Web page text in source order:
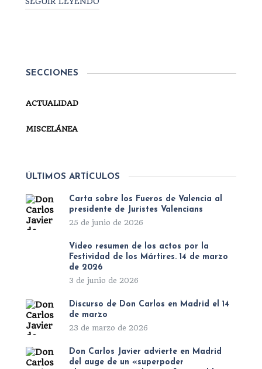
SECCIONES
ACTUALIDAD
MISCELÁNEA
ÚLTIMOS ARTÍCULOS
Carta sobre los Fueros de Valencia al
presidente de Juristes Valencians
25 de junio de 2026
Vídeo resumen de los actos por la
Festividad de los Mártires. 14 de marzo
de 2026
3 de junio de 2026
Discurso de Don Carlos en Madrid el 14
de marzo
23 de marzo de 2026
Don Carlos Javier advierte en Madrid
del auge de un «superpoder